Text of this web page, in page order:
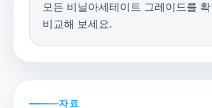
모든 비닐아세테이트 그레이드를
비교해 보세요.
자료